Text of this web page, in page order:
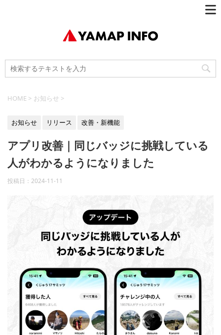
HOME > お知らせ >
お知らせ リリース 改善・新機能
アプリ改善｜同じバッジに挑戦している
人がわかるようになりました
投稿日： 2024-11-11